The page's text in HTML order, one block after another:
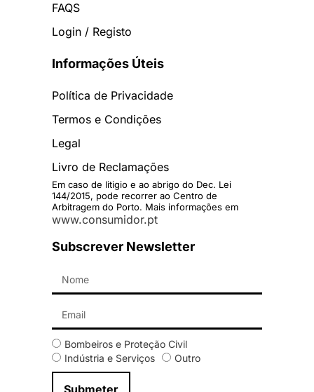
FAQS
Login / Registo
Informações Úteis
Política de Privacidade
Termos e Condições
Legal
Livro de Reclamações
Em caso de litigio e ao abrigo do Dec. Lei
144/2015, pode recorrer ao Centro de
Arbitragem do Porto. Mais informações em
www.consumidor.pt
Subscrever Newsletter
Bombeiros e Proteção Civil
Indústria e Serviços
Outro